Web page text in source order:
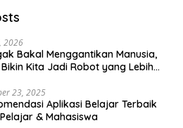
2026
Bakal Menggantikan Manusia,
Kita Jadi Robot yang Lebih
23, 2025
Aplikasi Belajar Terbaik
& Mahasiswa